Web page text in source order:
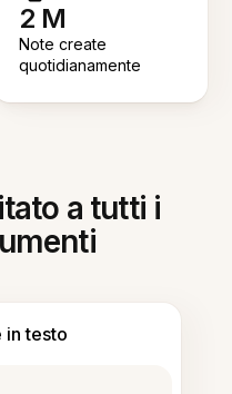
2 M
Note create
quotidianamente
a tutti i
in testo